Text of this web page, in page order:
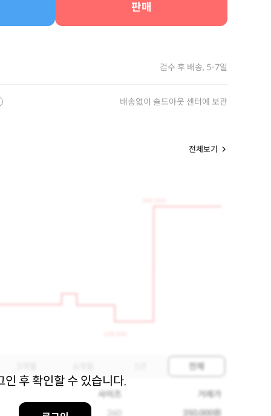
판매
검수 후 배송, 5-7일
배송없이 솔드아웃 센터에 보관
전체보기
인 후 확인할 수 있습니다.
전체
사이즈
거래가
260
350,000원